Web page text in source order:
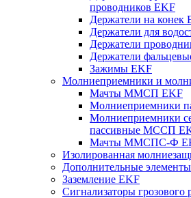
проводников EKF
Держатели на конек
Держатели для
Держатели
Держатели
Зажимы EKF
Молниеприемники и
Мачты ММСП EKF
Молниеприемники
Молниеприемники
пассивные МССП
Мачты ММСПС-Ф
Изолированная
Дополнительные
Заземление EKF
Сигнализаторы грозового